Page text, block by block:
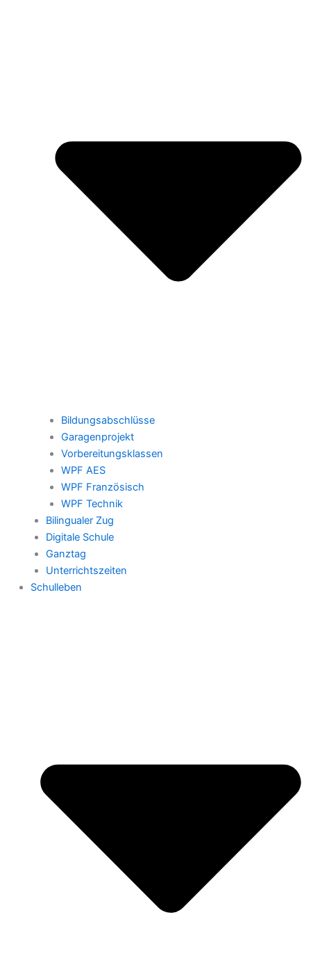
Bildungsabschlüsse
Garagenprojekt
Vorbereitungsklassen
WPF AES
WPF Französisch
WPF Technik
Bilingualer Zug
Digitale Schule
Ganztag
Unterrichtszeiten
Schulleben